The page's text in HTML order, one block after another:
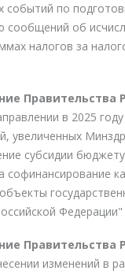
событий по
сообщений об
налогов за
Правительства
в 2025
увеличенных
субсидии
софинансирование
Федерации"
Правительства
изменений в